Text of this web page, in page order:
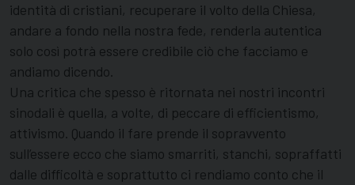
identità di cristiani, recuperare il volto della Chiesa,
andare a fondo nella nostra fede, renderla autentica
solo così potrà essere credibile ciò che facciamo e
andiamo dicendo.
Una critica che spesso è ritornata nei nostri incontri
sinodali è quella, a volte, di peccare di efficientismo,
attivismo. Quando il fare prende il sopravvento
sull’essere ecco che siamo smarriti, stanchi, sopraffatti
dalle difficoltà e soprattutto ci rendiamo conto che il